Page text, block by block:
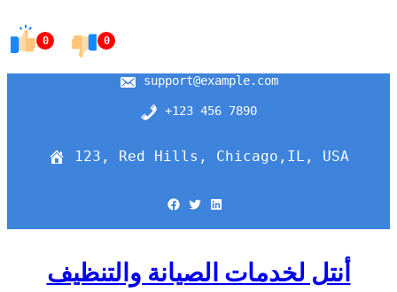
0 0
support@example.com
+123 456 7890
123, Red Hills, Chicago,IL, USA
Facebook Twitter LinkedIn
أنتل لخدمات الصيانة والتنظيف